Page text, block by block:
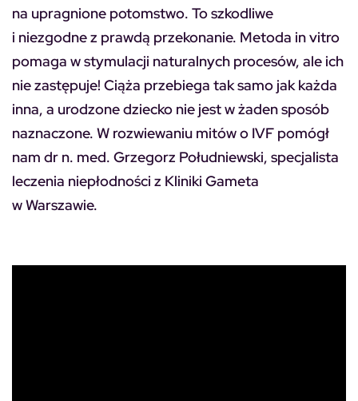
na upragnione potomstwo. To szkodliwe
i niezgodne z prawdą przekonanie. Metoda in vitro
pomaga w stymulacji naturalnych procesów, ale ich
nie zastępuje! Ciąża przebiega tak samo jak każda
inna, a urodzone dziecko nie jest w żaden sposób
naznaczone. W rozwiewaniu mitów o IVF pomógł
nam dr n. med. Grzegorz Południewski, specjalista
leczenia niepłodności z Kliniki Gameta
w Warszawie.